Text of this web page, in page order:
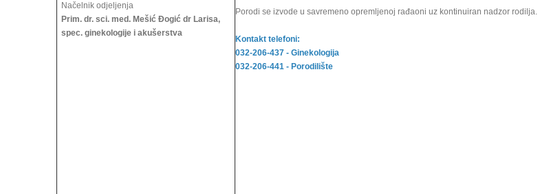
Načelnik odjeljenja
Prim. dr. sci. med. Mešić Đogić dr Larisa,
spec. ginekologije i akušerstva
Porodi se izvode u savremeno opremljenoj rađaoni uz kontinuiran nadzor rodilja.
Kontakt telefoni:
032-206-437 - Ginekologija
032-206-441 - Porodilište